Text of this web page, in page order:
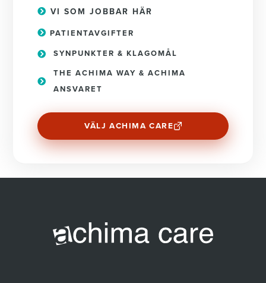
VI SOM JOBBAR HÄR
PATIENTAVGIFTER
SYNPUNKTER & KLAGOMÅL
THE ACHIMA WAY & ACHIMA
ANSVARET
VÄLJ ACHIMA CARE